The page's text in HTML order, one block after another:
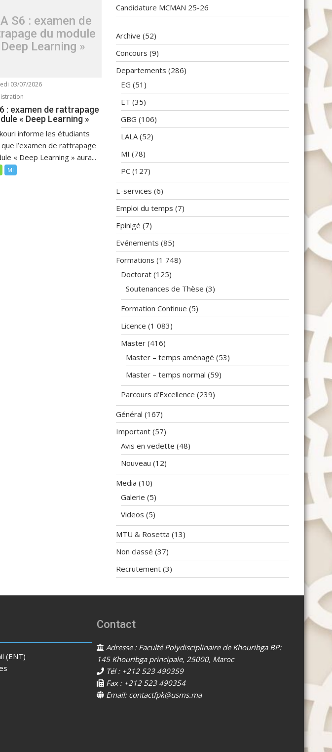
S6 : examen de
du module
Learning »
03/07/2026
: examen de rattrapage
« Deep Learning »
informe les étudiants
que l’examen de rattrapage
« Deep Learning » aura...
MI
Candidature MCMAN 25-26
Archive (52)
Concours (9)
Departements (286)
EG (51)
ET (35)
GBG (106)
LALA(52)
MI (78)
PC (127)
E-services (6)
Emploi du temps (7)
Epinlgé (7)
Evénements (85)
Formations (1 748)
Doctorat (125)
Soutenances de Thèse (3)
Formation Continue (5)
Licence (1 083)
Master (416)
Master – temps aménagé (53)
Master – temps normal (59)
Parcours d’Excellence (239)
Général (167)
Important (57)
Avis en vedette (48)
Nouveau (12)
Media (10)
Galerie (5)
Videos (5)
MTU & Rosetta (13)
Non classé (37)
Recrutement (3)
(ENT)
Contact
Adresse : Faculté Polydisciplinaire de Khouribga BP:
145 Khouribga principale, 25000, Maroc
Tél : +212 523 490359
Fax : +212 523 490354
Email: contactfpk@usms.ma